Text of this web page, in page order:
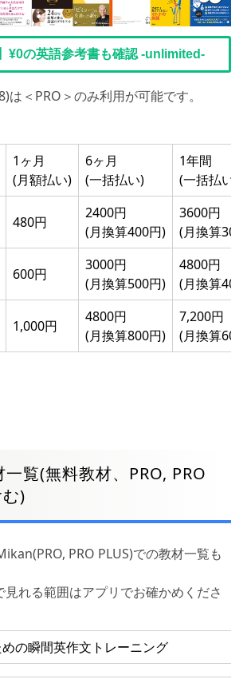
¥0の英語参考書も確認 -unlimited-
は＜PRO＞のみ利用が可能です。
1ヶ月
(月額払い)
6ヶ月
(一括払い)
1年間
(一括払い)
480円
2400円
(月換算400円)
3600円
(月換算300
600円
3000円
(月換算500円)
4800円
(月換算400
1,000円
4800円
(月換算800円)
7,200円
(月換算600
覧(無料教材、PRO, PRO
)
PRO PLUS)での教材一覧も
見れる範囲はアプリでお確かめくださ
の瞬間英作文トレーニング